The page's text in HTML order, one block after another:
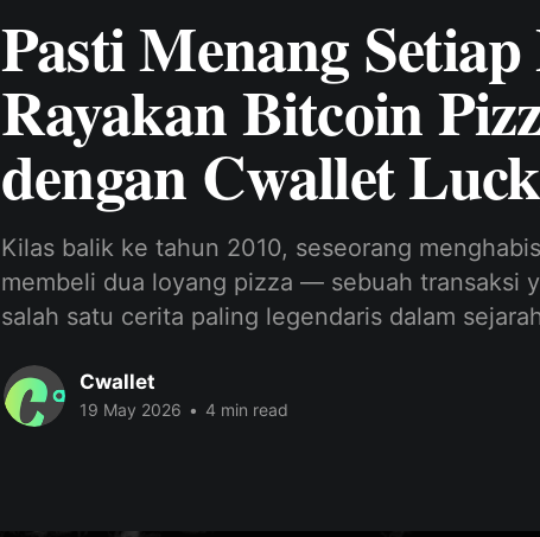
Pasti Menang
Rayakan Bitcoin
dengan Cwallet
Kilas balik ke tahun 2010, seseorang
membeli dua loyang pizza — sebuah transaksi
salah satu cerita paling legendaris dalam
Cwallet
19 May 2026 • 4 min read